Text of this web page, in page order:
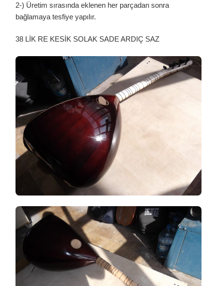
2-) Üretim sırasında eklenen her parçadan sonra
bağlamaya tesfiye yapılır.
38 LİK RE KESİK SOLAK SADE ARDIÇ SAZ